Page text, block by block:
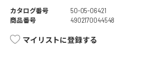
カタログ番号
50-05-06421
商品番号
4902170044548
マイリストに登録する